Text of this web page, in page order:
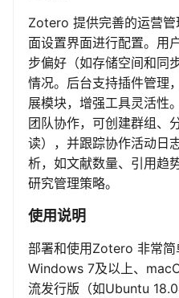
Zotero 提供完善的运营
面设置界面进行配置。用
步偏好（如存储空间和同
情况。后台支持插件管理
展模块，增强工具灵活性
团队协作，可创建群组、
读），并跟踪协作活动日
析，如文献数量、引用趋
研究管理策略。
使用说明
部署和使用Zotero 非常
Windows 7及以上、
流发行版（如Ubuntu